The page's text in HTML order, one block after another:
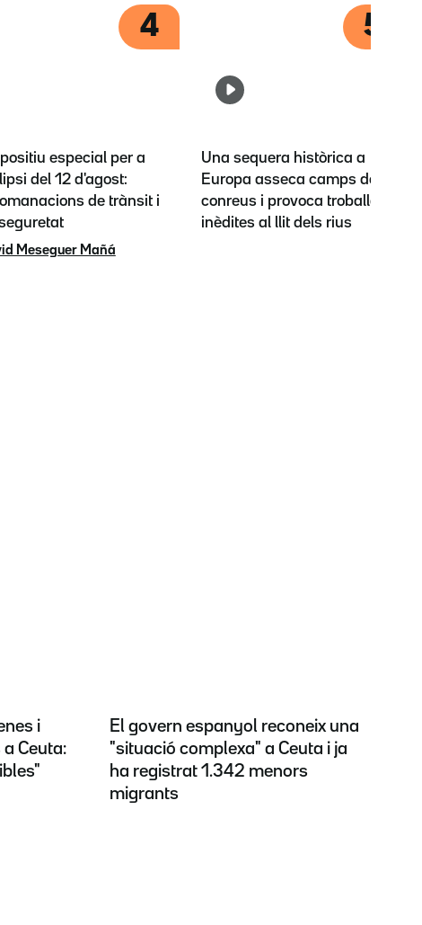
4
especial per a
del 12 d'agost:
de trànsit i
Meseguer Mañá
5
Una sequera històrica a
Europa asseca camps de
conreus i provoca troballes
inèdites al llit dels rius
i
Ceuta:
El govern espanyol reconeix una
"situació complexa" a Ceuta i ja
ha registrat 1.342 menors
migrants